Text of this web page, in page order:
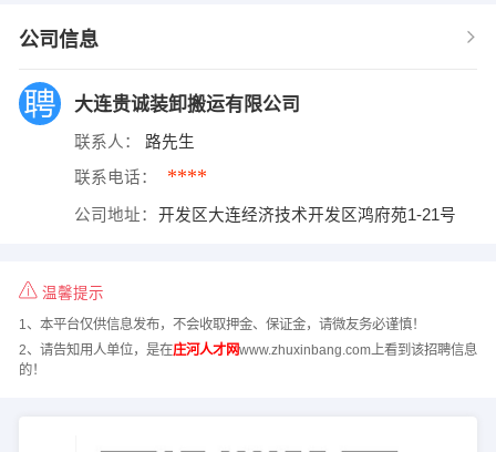
公司信息
大连贵诚装卸搬运有限公司
联系人： 路先生
联系电话： ****
公司地址： 开发区大连经济技术开发区鸿府苑1-21号
温馨提示
1、本平台仅供信息发布，不会收取押金、保证金，请微友务必谨慎！
2、请告知用人单位，是在庄河人才网www.zhuxinbang.com上看到该招聘信息
的！